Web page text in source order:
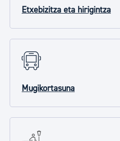
Etxebizitza eta hirigintza
Mugikortasuna